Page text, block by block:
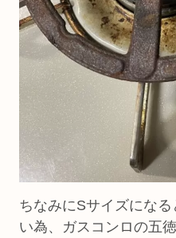
ちなみにSサイズにな
い為、ガスコンロの五